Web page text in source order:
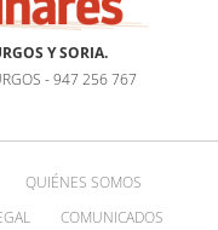
Y SORIA.
- 947 256 767
QUIÉNES SOMOS
COMUNICADOS